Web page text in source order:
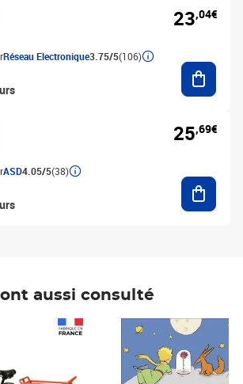
Réseau Electronique3.75/5(106)
23,04€
ASD4.05/5(38)
25,69€
aussi consulté
Prix 7,50€